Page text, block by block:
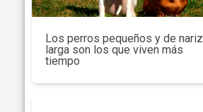
Los perros pequeños y de nariz
larga son los que viven más
tiempo